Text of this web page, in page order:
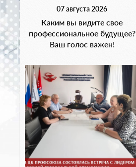
07 августа 2026
Каким вы видите свое
профессиональное будущее?
Ваш голос важен!